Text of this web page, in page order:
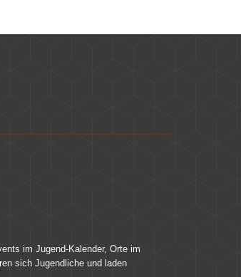
im Jugend-Kalender, Orte im
sich Jugendliche und laden